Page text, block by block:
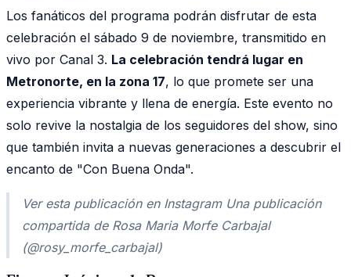
Los fanáticos del programa podrán disfrutar de esta
celebración el sábado 9 de noviembre, transmitido en
vivo por Canal 3. La celebración tendrá lugar en
Metronorte, en la zona 17, lo que promete ser una
experiencia vibrante y llena de energía. Este evento no
solo revive la nostalgia de los seguidores del show, sino
que también invita a nuevas generaciones a descubrir el
encanto de "Con Buena Onda".
Ver esta publicación en Instagram Una publicación
compartida de Rosa Maria Morfe Carbajal
(@rosy_morfe_carbajal)